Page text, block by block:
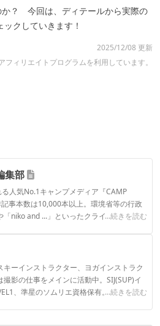
か？ 今回は、ディテールから実際の
クしていきます！
2025/12/08 更新
フィリエイトプログラムを利用しています。
集部
人気No.1キャンプメディア『CAMP
事本数は10,000本以上。環境省等の行政
「niko and ...」といったクライアントとの
...続きを読む
のプロフィール
キーインストラクター、ヨガインストラク
影の仕事をメインに活動中。SIJ(SUP)イ
、準星のソムリエ資格保有。 アクティ
...続きを読む